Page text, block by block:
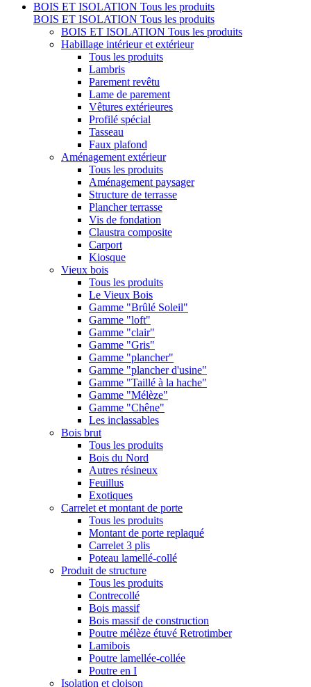
BOIS ET ISOLATION Tous les produits
BOIS ET ISOLATION Tous les produits
BOIS ET ISOLATION Tous les produits
Habillage intérieur et extérieur
Tous les produits
Lambris
Parement revêtu
Lame de parement
Vêtures extérieures
Profilé spécial
Tasseau
Faux plafond
Aménagement extérieur
Tous les produits
Aménagement paysager
Structure de terrasse
Plancher terrasse
Vis de fondation
Claustra composite
Carport
Kiosque
Vieux bois
Tous les produits
Le Vieux Bois
Gamme "Brûlé Soleil"
Gamme "loft"
Gamme "clair"
Gamme "Gris"
Gamme "plancher"
Gamme "plancher d'usine"
Gamme "Taillé à la hache"
Gamme "Mélèze"
Gamme "Chêne"
Les inclassables
Bois brut
Tous les produits
Bois du Nord
Autres résineux
Feuillus
Exotiques
Carrelet et montant de porte
Tous les produits
Montant de porte replaqué
Carrelet 3 plis
Poteau lamellé-collé
Produit de structure
Tous les produits
Contrecollé
Bois massif
Bois massif de construction
Poutre mélèze étuvé Retrotimber
Lamibois
Poutre lamellée-collée
Poutre en I
Isolation et cloison